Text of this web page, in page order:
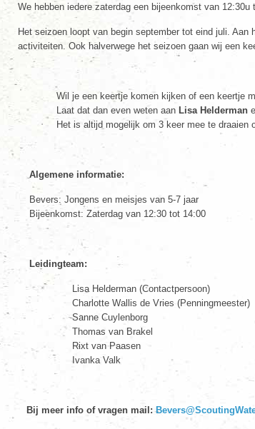
We hebben iedere zaterdag een bijeenkomst van
Het seizoen loopt van begin september tot eind juli.
activiteiten. Ook halverwege het seizoen gaan wij een
Wil je een keertje komen kijken of een keertje
Laat dat dan even weten aan Lisa Helderman
Het is altijd mogelijk om 3 keer mee te draaien
Algemene informatie:
Bevers: Jongens en meisjes van 5-7 jaar
Bijeenkomst: Zaterdag van 12:30 tot 14:00
Leidingteam:
Lisa Helderman (Contactpersoon)
Charlotte Wallis de Vries (Penningmeester)
Sanne Cuylenborg
Thomas van Brakel
Rixt van Paasen
Ivanka Valk
Bij meer info of vragen mail: